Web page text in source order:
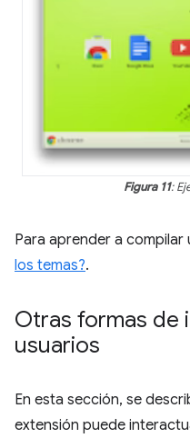
Figura 11:
Para aprender a compilar
los temas?.
Otras formas de
usuarios
En esta sección, se
extensión puede